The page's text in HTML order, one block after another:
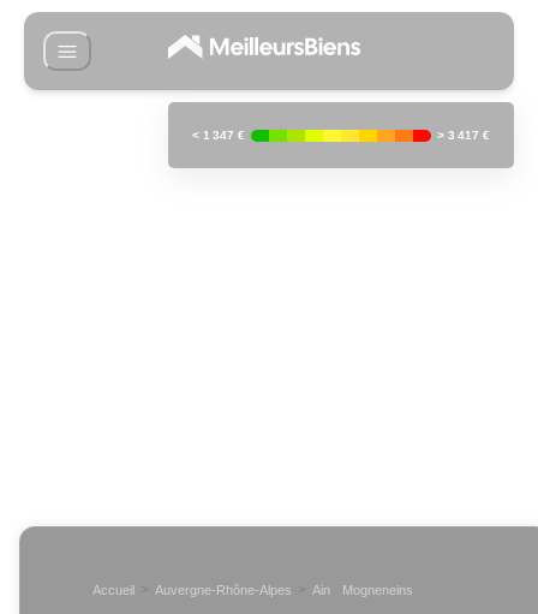
Accueil > Auvergne-Rhône-Alpes > Ain Mogneneins
< 1 347 € > 3 417 €